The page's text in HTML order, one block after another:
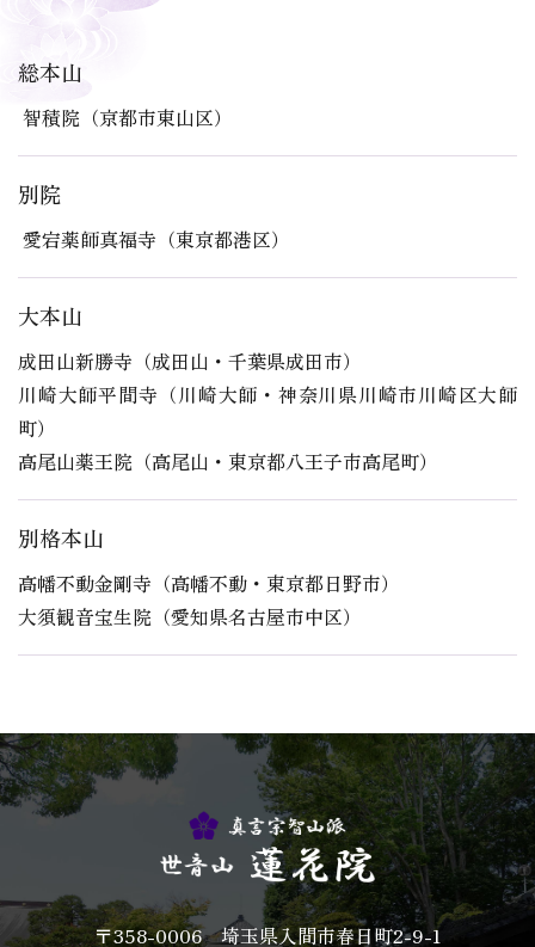
総本山
智積院（京都市東山区）
別院
愛宕薬師真福寺（東京都港区）
大本山
成田山新勝寺（成田山・千葉県成田市）
川崎大師平間寺（川崎大師・神奈川県川崎市川崎区大師
町）
高尾山薬王院（高尾山・東京都八王子市高尾町）
別格本山
高幡不動金剛寺（高幡不動・東京都日野市）
大須観音宝生院（愛知県名古屋市中区）
〒358-0006 埼玉県入間市春日町2-9-1